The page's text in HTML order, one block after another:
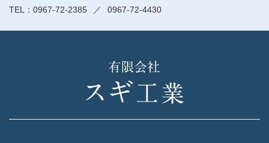
0967-72-2385
0967-72-4430